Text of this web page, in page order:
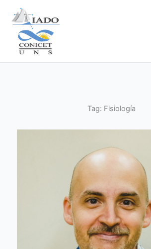
contenido
Tag: Fisiología